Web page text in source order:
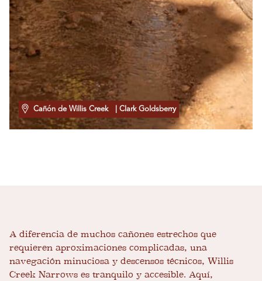
Cañón de Willis Creek | Clark Goldsberry
A diferencia de muchos cañones estrechos que
requieren aproximaciones complicadas, una
navegación minuciosa y descensos técnicos, Willis
Creek Narrows es tranquilo y accesible. Aquí,